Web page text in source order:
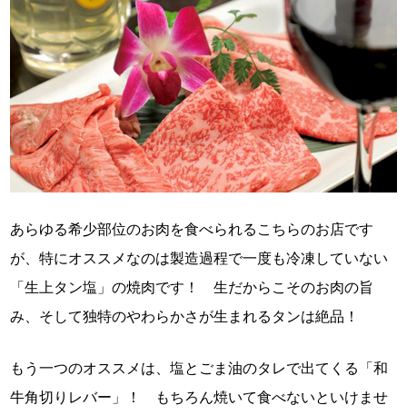
あらゆる希少部位のお肉を食べられるこちらのお店です
が、特にオススメなのは製造過程で一度も冷凍していない
「生上タン塩」の焼肉です！ 生だからこそのお肉の旨
み、そして独特のやわらかさが生まれるタンは絶品！
もう一つのオススメは、塩とごま油のタレで出てくる「和
牛角切りレバー」！ もちろん焼いて食べないといけませ